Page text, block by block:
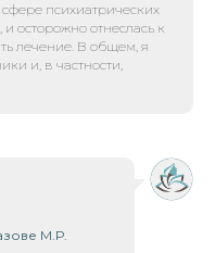
психиатрических
осторожно отнеслась к
лечение. В общем, я
и, в частности,
М.Р.